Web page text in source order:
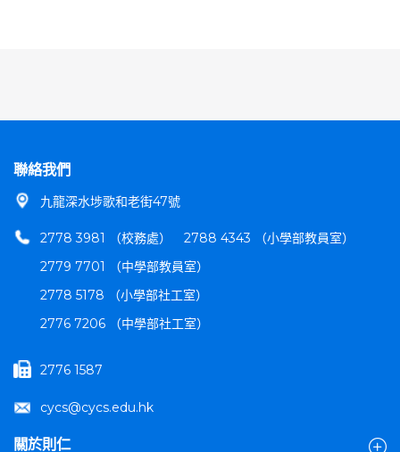
聯絡我們
九龍深水埗歌和老街47號
2778 3981 （校務處）
2788 4343 （小學部教員室）
2779 7701 （中學部教員室）
2778 5178 （小學部社工室）
2776 7206 （中學部社工室）
2776 1587
cycs@cycs.edu.hk
關於則仁